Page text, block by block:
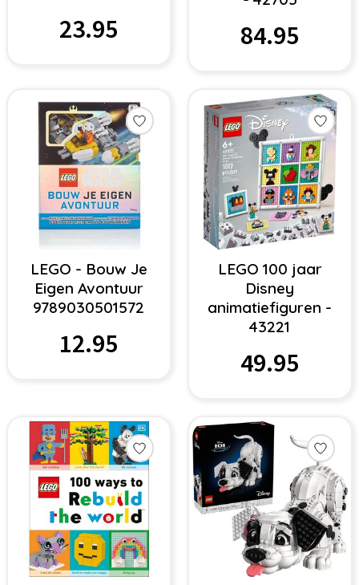
23.95 84.95
LEGO - Bouw Je
Eigen Avontuur
9789030501572
12.95
LEGO 100 jaar
Disney
animatiefiguren -
43221
49.95